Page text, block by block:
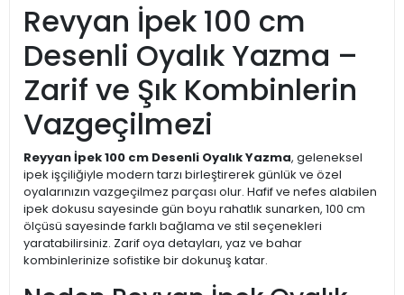
Revyan İpek 100 cm
Desenli Oyalık Yazma –
Zarif ve Şık Kombinlerin
Vazgeçilmezi
Reyyan İpek 100 cm Desenli Oyalık Yazma, geleneksel
ipek işçiliğiyle modern tarzı birleştirerek günlük ve özel
oyalarınızın vazgeçilmez parçası olur. Hafif ve nefes alabilen
ipek dokusu sayesinde gün boyu rahatlık sunarken, 100 cm
ölçüsü sayesinde farklı bağlama ve stil seçenekleri
yaratabilirsiniz. Zarif oya detayları, yaz ve bahar
kombinlerinize sofistike bir dokunuş katar.